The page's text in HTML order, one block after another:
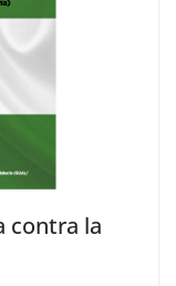
contra la